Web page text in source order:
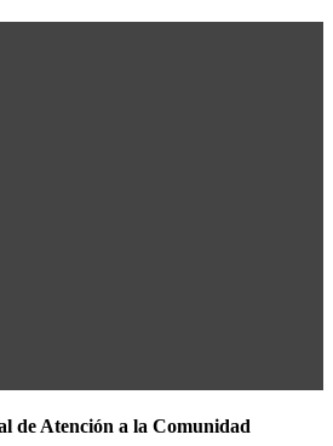
de Atención a la Comunidad